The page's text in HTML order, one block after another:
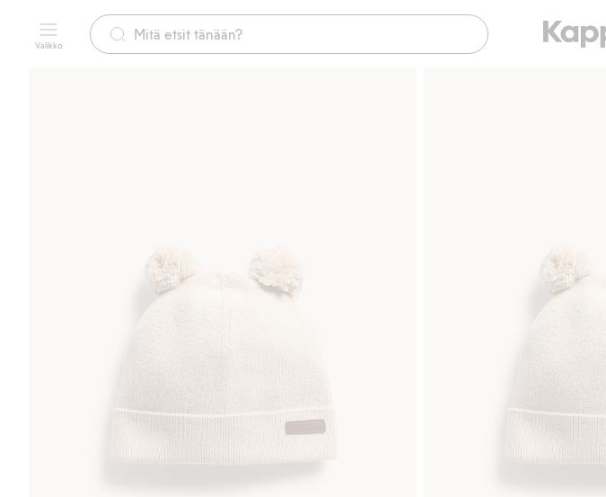
Valikko